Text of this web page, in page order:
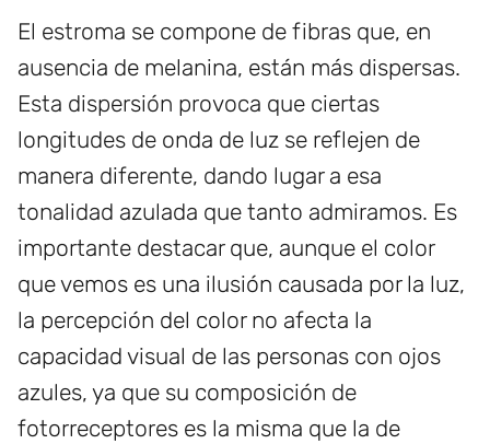
El estroma se compone de fibras que, en
ausencia de melanina, están más dispersas.
Esta dispersión provoca que ciertas
longitudes de onda de luz se reflejen de
manera diferente, dando lugar a esa
tonalidad azulada que tanto admiramos. Es
importante destacar que, aunque el color
que vemos es una ilusión causada por la luz,
la percepción del color no afecta la
capacidad visual de las personas con ojos
azules, ya que su composición de
fotorreceptores es la misma que la de